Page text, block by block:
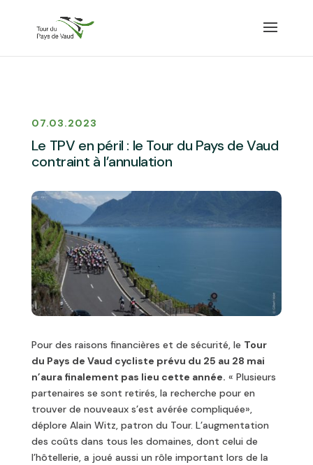
07.03.2023
Le TPV en péril : le Tour du Pays de Vaud
contraint à l’annulation
Pour des raisons financières et de sécurité, le Tour
du Pays de Vaud cycliste prévu du 25 au 28 mai
n’aura finalement pas lieu cette année. « Plusieurs
partenaires se sont retirés, la recherche pour en
trouver de nouveaux s’est avérée compliquée»,
déplore Alain Witz, patron du Tour. L’augmentation
des coûts dans tous les domaines, dont celui de
l’hôtellerie, a joué aussi un rôle important lors de la